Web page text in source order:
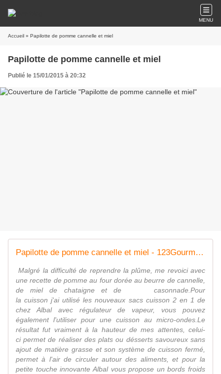
MENU
Accueil » Papilotte de pomme cannelle et miel
Papilotte de pomme cannelle et miel
Publié le 15/01/2015 à 20:32
Papilotte de pomme cannelle et miel - 123Gourmandises.....123Gourmandises.....
Malgré la difficulté de reprendre la plûme, me revoici avec
une recette de pomme au four dorée au beurre de cannelle,
de miel de chataigne et de casonnade.Pour
la cuisson j'ai utilisé les nouveaux sacs cuisson 2 en 1 de
chez Albal avec régulateur de vapeur, vous pouvez
également l'utiliser pour une cuisson au micro-ondes.Le
résultat fut vraiment à la hauteur de mes attentes, celui-
ci permet de réaliser des plats ou désserts savoureux sans
ajout de matière grasse et son système de cuisson fermé,
permet à l'air de circuler autour des aliments, et pour la
petite touche innovante Albal vous propose un bords froids